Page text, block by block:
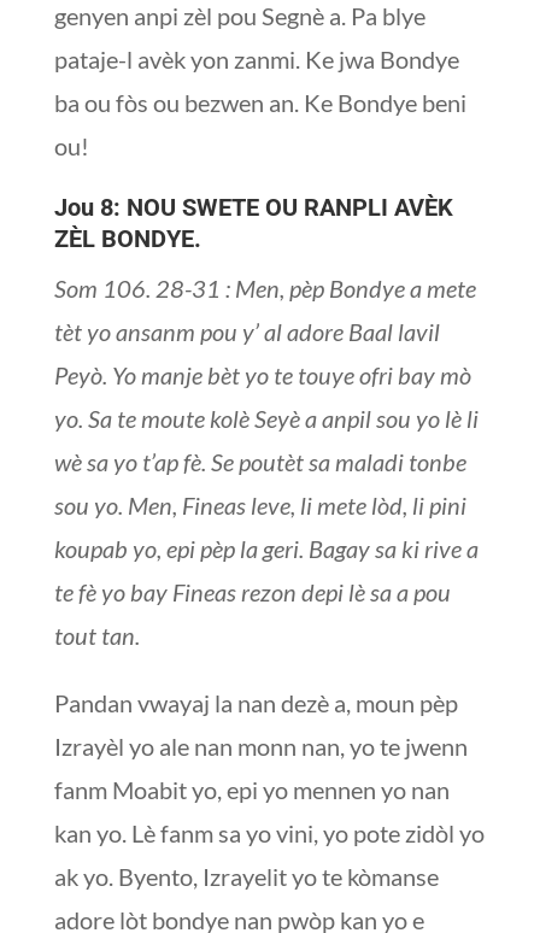
genyen anpi zèl pou Segnè a. Pa blye
pataje-l avèk yon zanmi. Ke jwa Bondye
ba ou fòs ou bezwen an. Ke Bondye beni
ou!
Jou 8: NOU SWETE OU RANPLI AVÈK
ZÈL BONDYE.
Som 106. 28-31 : Men, pèp Bondye a mete
tèt yo ansanm pou y’ al adore Baal lavil
Peyò. Yo manje bèt yo te touye ofri bay mò
yo. Sa te moute kolè Seyè a anpil sou yo lè li
wè sa yo t’ap fè. Se poutèt sa maladi tonbe
sou yo. Men, Fineas leve, li mete lòd, li pini
koupab yo, epi pèp la geri. Bagay sa ki rive a
te fè yo bay Fineas rezon depi lè sa a pou
tout tan.
Pandan vwayaj la nan dezè a, moun pèp
Izrayèl yo ale nan monn nan, yo te jwenn
fanm Moabit yo, epi yo mennen yo nan
kan yo. Lè fanm sa yo vini, yo pote zidòl yo
ak yo. Byento, Izrayelit yo te kòmanse
adore lòt bondye nan pwòp kan yo e